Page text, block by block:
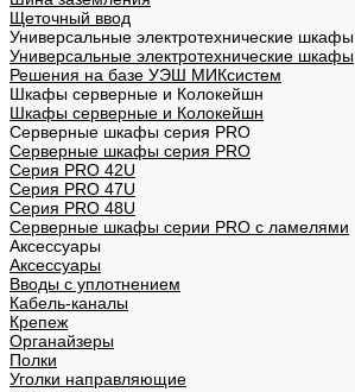
Щеточный ввод
Универсальные электротехнические шкафы
Универсальные электротехнические шкафы
Решения на базе УЭШ МИКсистем
Шкафы серверные и Колокейшн
Шкафы серверные и Колокейшн
Серверные шкафы серия PRO
Серверные шкафы серия PRO
Серия PRO 42U
Серия PRO 47U
Серия PRO 48U
Серверные шкафы серии PRO с ламелями
Аксессуары
Аксессуары
Вводы с уплотнением
Кабель-каналы
Крепеж
Органайзеры
Полки
Уголки направляющие